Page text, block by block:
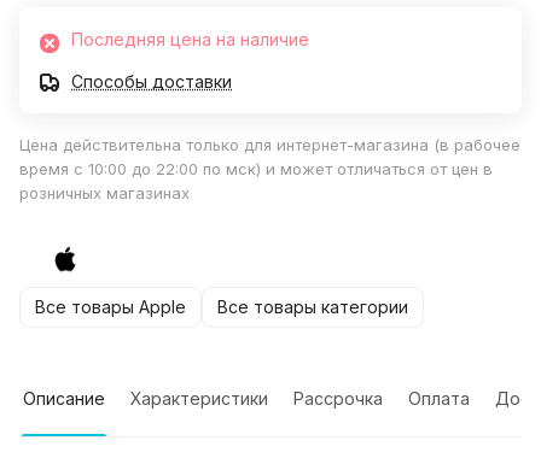
Последняя цена на наличие
Способы доставки
Цена действительна только для интернет-магазина (в рабочее
время с 10:00 до 22:00 по мск) и может отличаться от цен в
розничных магазинах
Все товары Apple Все товары категории
Описание Характеристики Рассрочка Оплата